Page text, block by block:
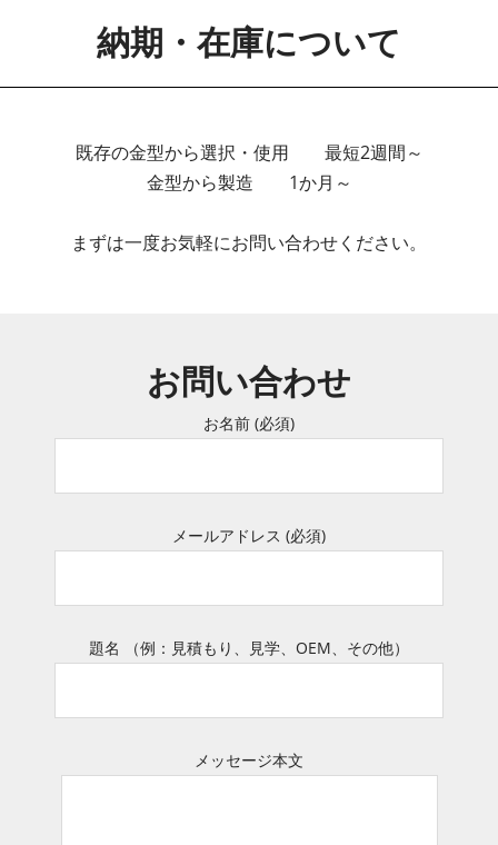
納期・在庫について
既存の金型から選択・使用 最短2週間～
金型から製造 1か月～
まずは一度お気軽にお問い合わせください。
お問い合わせ
お名前 (必須)
メールアドレス (必須)
題名 （例：見積もり、見学、OEM、その他）
メッセージ本文